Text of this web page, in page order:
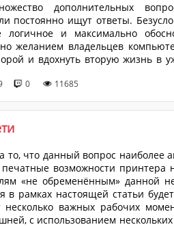
дополнительных
постоянно ищут ответы.
логичное и максимально
желанием владельцев
и вдохнуть вторую жизнь в
особенности, которые
только существенного прироста
0 11685
то, что данный вопрос наиболее
печатные возможности принтера
«не обременённым» данной
в рамках настоящей статьи
несколько важных рабочих
с использованием